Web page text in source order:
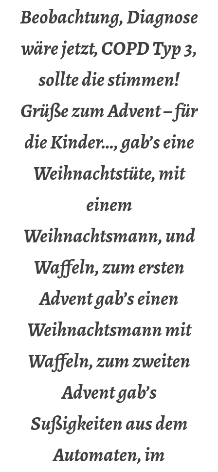
Beobachtung, Diagnose
wäre jetzt, COPD Typ 3,
sollte die stimmen!
Grüße zum Advent – für
die Kinder…, gab’s eine
Weihnachtstüte, mit
einem
Weihnachtsmann, und
Waffeln, zum ersten
Advent gab’s einen
Weihnachtsmann mit
Waffeln, zum zweiten
Advent gab’s
Sußigkeiten aus dem
Automaten, im